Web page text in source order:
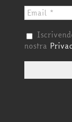
nostra